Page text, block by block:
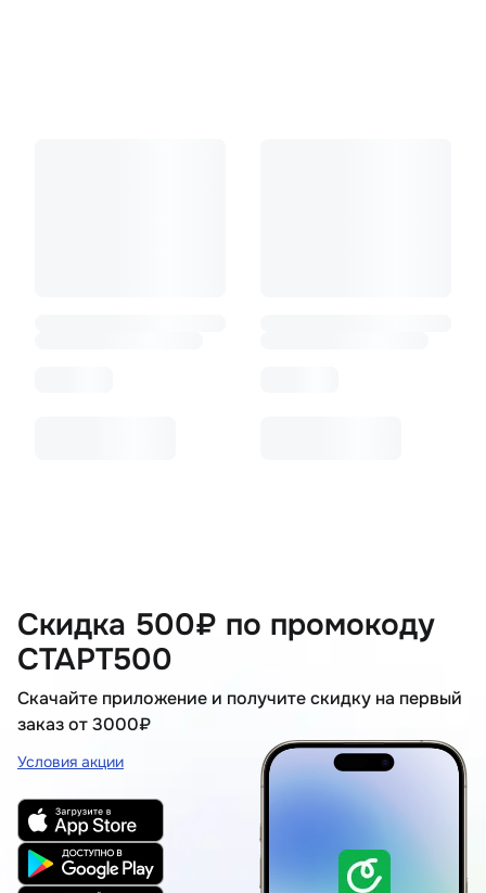
Скидка 500₽ по промокоду
СТАРТ500
Скачайте приложение и получите скидку на первый
заказ от 3000₽
Условия акции